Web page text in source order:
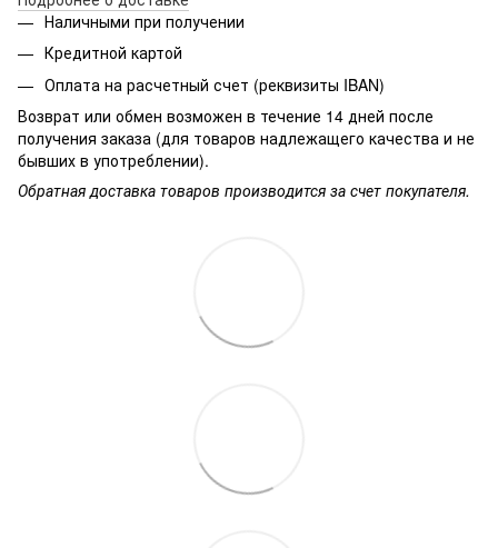
Наличными при получении
Кредитной картой
Оплата на расчетный счет (реквизиты IBAN)
Возврат или обмен возможен в течение 14 дней после
получения заказа (для товаров надлежащего качества и не
бывших в употреблении).
Обратная доставка товаров производится за счет покупателя.